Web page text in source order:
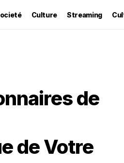
Culture Streaming
de
de Votre